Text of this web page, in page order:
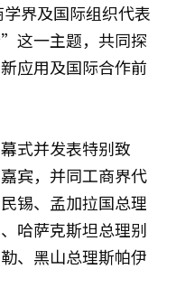
界及国际组织代表
这一主题，共同探
应用及国际合作前
式并发表特别致
宾，并同工商界代
锡、孟加拉国总理
哈萨克斯坦总理别
、黑山总理斯帕伊